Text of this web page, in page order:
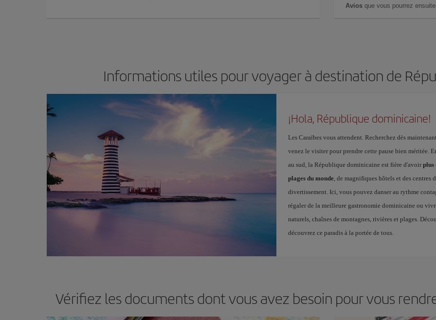
Avios que vous pourrez
Informations utiles pour voyager à destination de
¡Hola, République dominicaine!
Les Caraïbes vous attendent. Recherchez dès
venez le visiter pour prendre cette pause bien méritée.
au sud, la République dominicaine est fière d'avoir plus
plages du monde, de magnifiques hôtels et des
divertissement. Ici, vous pouvez danser au rythme
régaler de la meilleure gastronomie dominicaine ou
naturels, chaînes de montagnes, rivières et plages.
découvrez ce paradis à la portée de tous.
Vérifiez les documents dont vous avez besoin pour vous